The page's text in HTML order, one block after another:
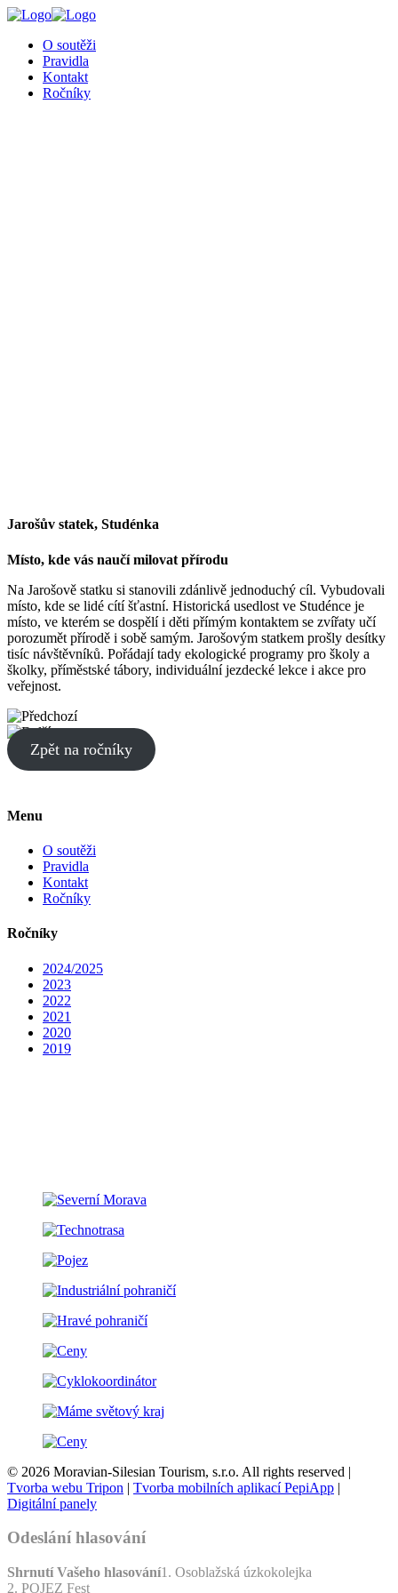
O soutěži
Pravidla
Kontakt
Ročníky
Jarošův statek, Studénka
Místo, kde vás naučí milovat přírodu
Na Jarošově statku si stanovili zdánlivě jednoduchý cíl. Vybudovali
místo, kde se lidé cítí šťastní. Historická usedlost ve Studénce je
místo, ve kterém se dospělí i děti přímým kontaktem se zvířaty učí
porozumět přírodě i sobě samým. Jarošovým statkem prošly desítky
tisíc návštěvníků. Pořádají tady ekologické programy pro školy a
školky, příměstské tábory, individuální jezdecké lekce i akce pro
veřejnost.
Zpět na ročníky
Menu
O soutěži
Pravidla
Kontakt
Ročníky
Ročníky
2024/2025
2023
2022
2021
2020
2019
© 2026 Moravian-Silesian Tourism, s.r.o. All rights reserved |
Tvorba webu Tripon | Tvorba mobilních aplikací PepiApp |
Digitální panely
Odeslání hlasování
Shrnutí Vašeho hlasování1. Osoblažská úzkokolejka
2. POJEZ Fest